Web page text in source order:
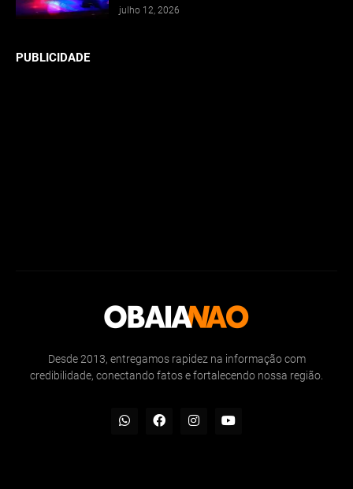
julho 12, 2026
PUBLICIDADE
Desde 2013, entregamos rapidez na informação com
credibilidade, conectando fatos e fortalecendo nossa região.